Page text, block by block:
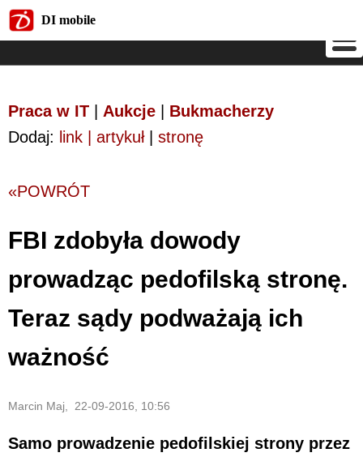
DI mobile
Praca w IT Aukcje
Bukmacherzy
Dodaj: link | artykuł| stronę
«POWRÓT
FBI zdobyła dowody
prowadząc pedofilską stronę.
Teraz sądy podważają ich
ważność
Marcin Maj, 22-09-2016, 10:56
Samo prowadzenie pedofilskiej strony przez
DI mobile